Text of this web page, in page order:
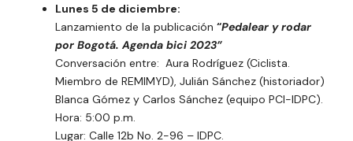
Lunes 5 de diciembre:
Lanzamiento de la publicación “Pedalear y rodar
por Bogotá. Agenda bici 2023”
Conversación entre: Aura Rodríguez (Ciclista.
Miembro de REMIMYD), Julián Sánchez (historiador)
Blanca Gómez y Carlos Sánchez (equipo PCI-IDPC).
Hora: 5:00 p.m.
Lugar: Calle 12b No. 2-96 – IDPC.